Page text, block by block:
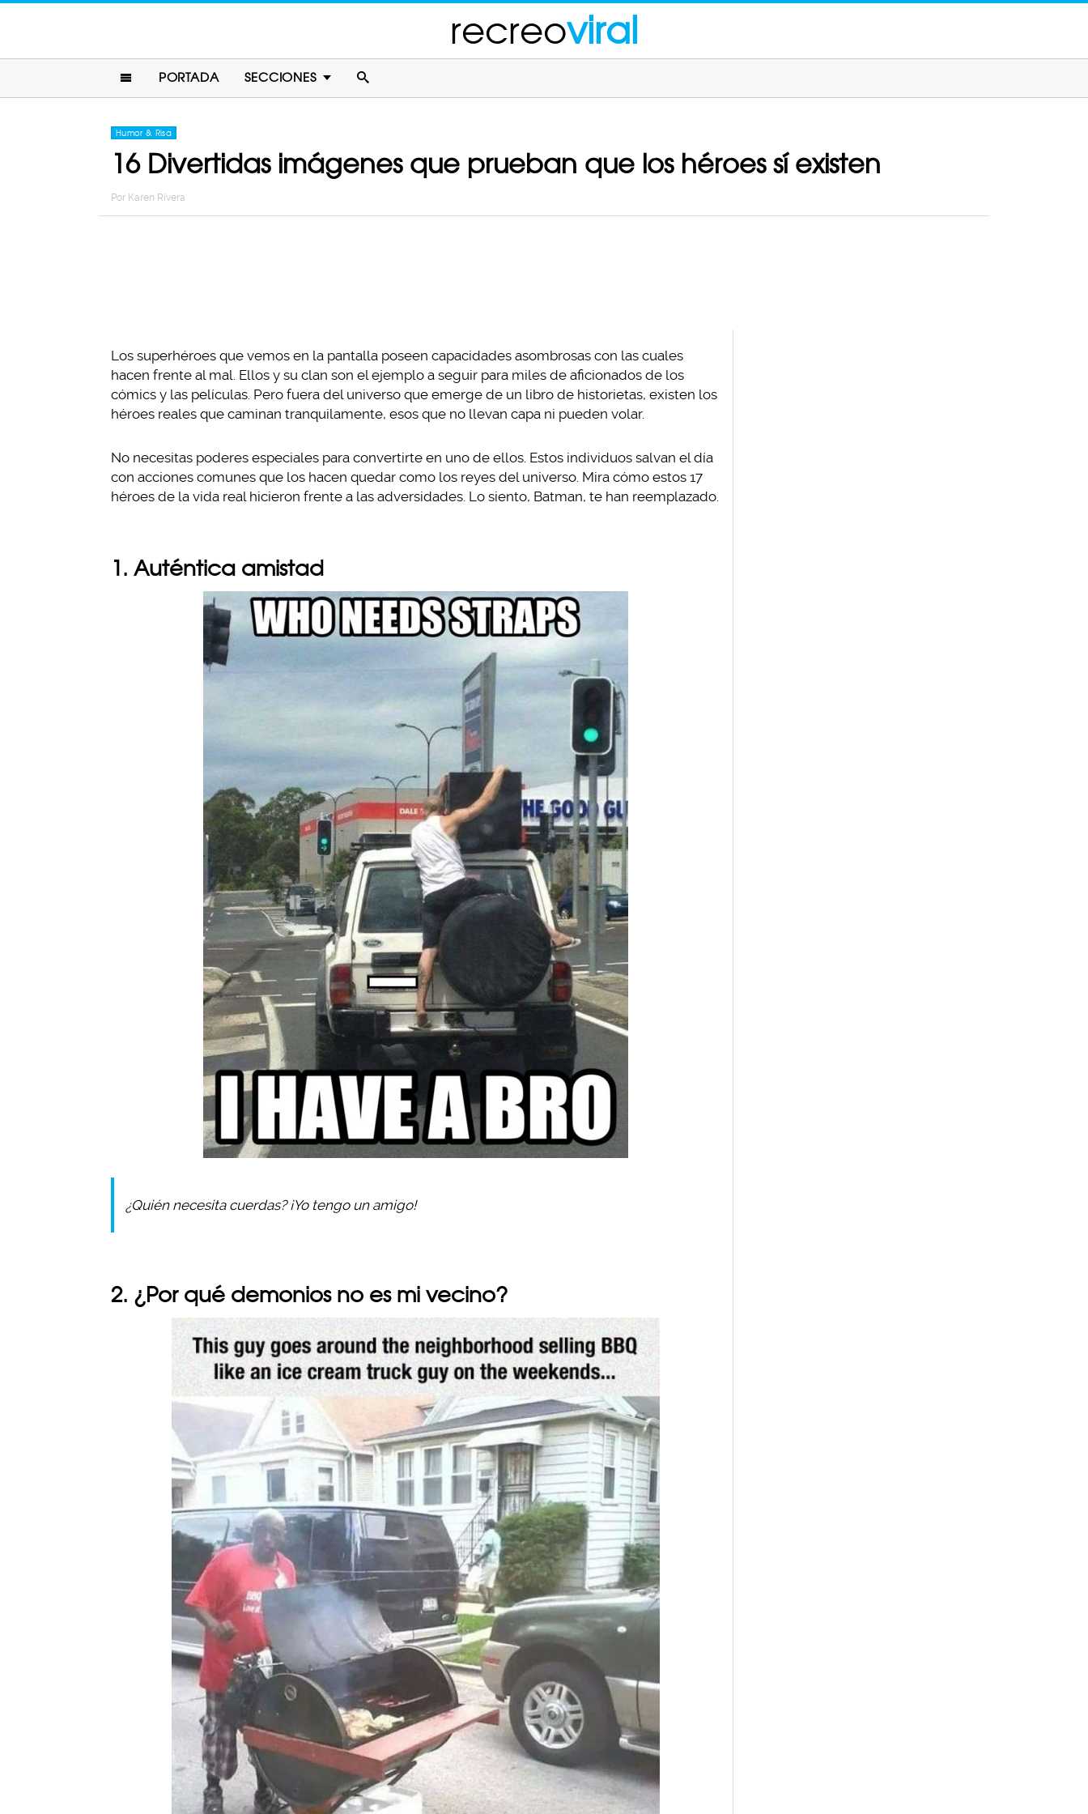
recreoviral
PORTADA SECCIONES
Humor & Risa
16 Divertidas imágenes que prueban que los héroes sí existen
Por Karen Rivera
Los superhéroes que vemos en la pantalla poseen capacidades asombrosas con las cuales
hacen frente al mal. Ellos y su clan son el ejemplo a seguir para miles de aficionados de los
cómics y las películas. Pero fuera del universo que emerge de un libro de historietas, existen los
héroes reales que caminan tranquilamente, esos que no llevan capa ni pueden volar.
No necesitas poderes especiales para convertirte en uno de ellos. Estos individuos salvan el día
con acciones comunes que los hacen quedar como los reyes del universo. Mira cómo estos 17
héroes de la vida real hicieron frente a las adversidades. Lo siento, Batman, te han reemplazado.
1. Auténtica amistad
¿Quién necesita cuerdas? ¡Yo tengo un amigo!
2. ¿Por qué demonios no es mi vecino?